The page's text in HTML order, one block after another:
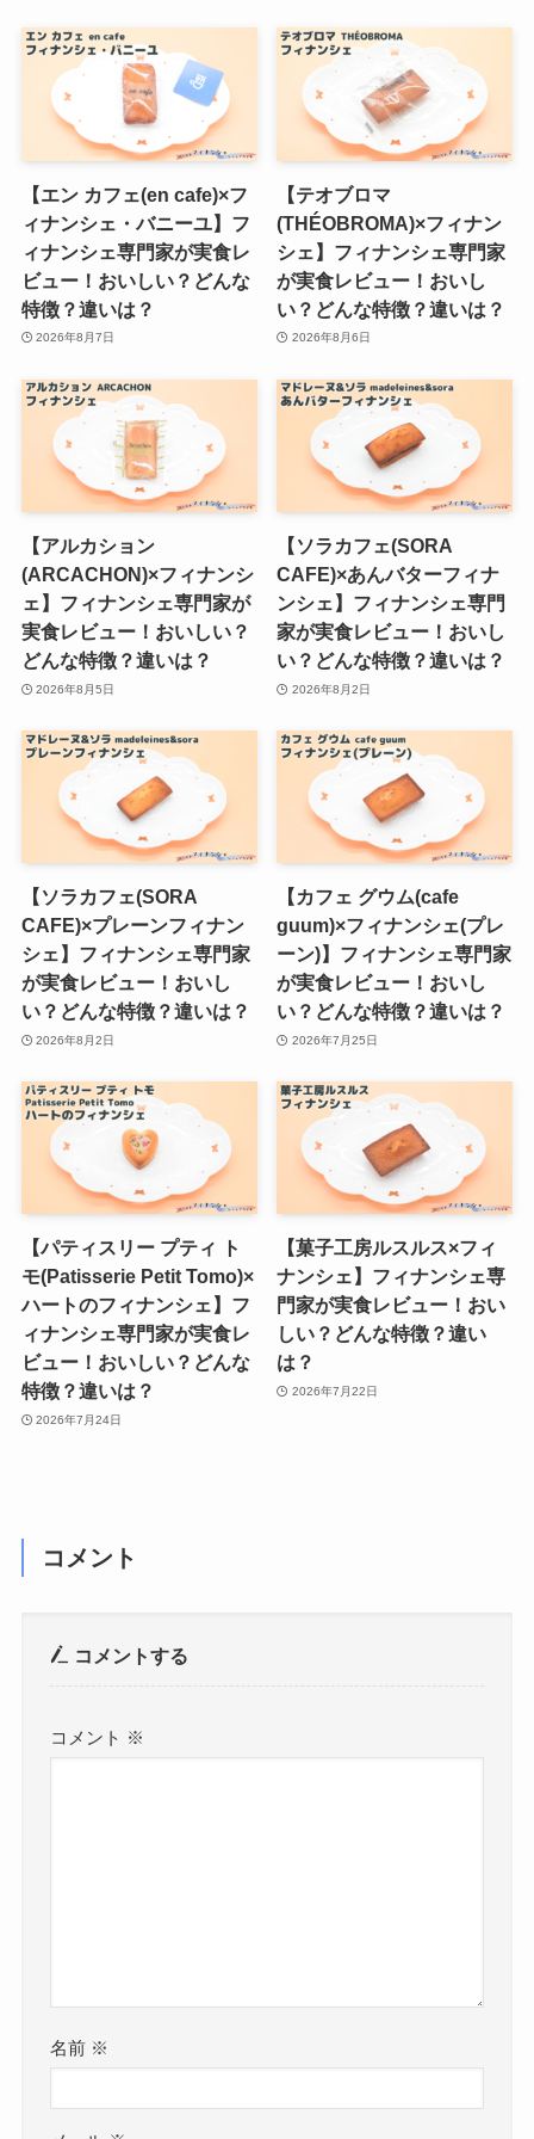
【エン カフェ(en cafe)×フ
ィナンシェ・バニーユ】フ
ィナンシェ専門家が実食レ
ビュー！おいしい？どんな
特徴？違いは？
2026年8月7日
【テオブロマ
(THÉOBROMA)×フィナン
シェ】フィナンシェ専門家
が実食レビュー！おいし
い？どんな特徴？違いは？
2026年8月6日
【アルカション
(ARCACHON)×フィナンシ
ェ】フィナンシェ専門家が
実食レビュー！おいしい？
どんな特徴？違いは？
2026年8月5日
【ソラカフェ(SORA
CAFE)×あんバターフィナ
ンシェ】フィナンシェ専門
家が実食レビュー！おいし
い？どんな特徴？違いは？
2026年8月2日
【ソラカフェ(SORA
CAFE)×プレーンフィナン
シェ】フィナンシェ専門家
が実食レビュー！おいし
い？どんな特徴？違いは？
2026年8月2日
【カフェ グウム(cafe
guum)×フィナンシェ(プレ
ーン)】フィナンシェ専門家
が実食レビュー！おいし
い？どんな特徴？違いは？
2026年7月25日
【パティスリー プティ ト
モ(Patisserie Petit Tomo)×
ハートのフィナンシェ】フ
ィナンシェ専門家が実食レ
ビュー！おいしい？どんな
特徴？違いは？
2026年7月24日
【菓子工房ルスルス×フィ
ナンシェ】フィナンシェ専
門家が実食レビュー！おい
しい？どんな特徴？違い
は？
2026年7月22日
コメント
コメントする
コメント ※
名前 ※